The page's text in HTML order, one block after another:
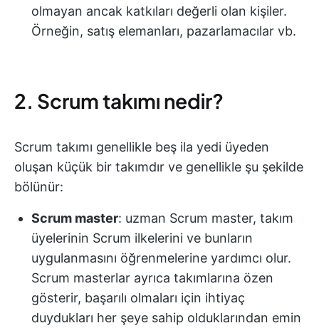
olmayan ancak katkıları değerli olan kişiler.
Örneğin, satış elemanları, pazarlamacılar vb.
2. Scrum takımı nedir?
Scrum takımı genellikle beş ila yedi üyeden
oluşan küçük bir takımdır ve genellikle şu şekilde
bölünür:
Scrum master: uzman Scrum master, takım
üyelerinin Scrum ilkelerini ve bunların
uygulanmasını öğrenmelerine yardımcı olur.
Scrum masterlar ayrıca takımlarına özen
gösterir, başarılı olmaları için ihtiyaç
duydukları her şeye sahip olduklarından emin